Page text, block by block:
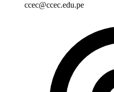
ccec@ccec.edu.pe